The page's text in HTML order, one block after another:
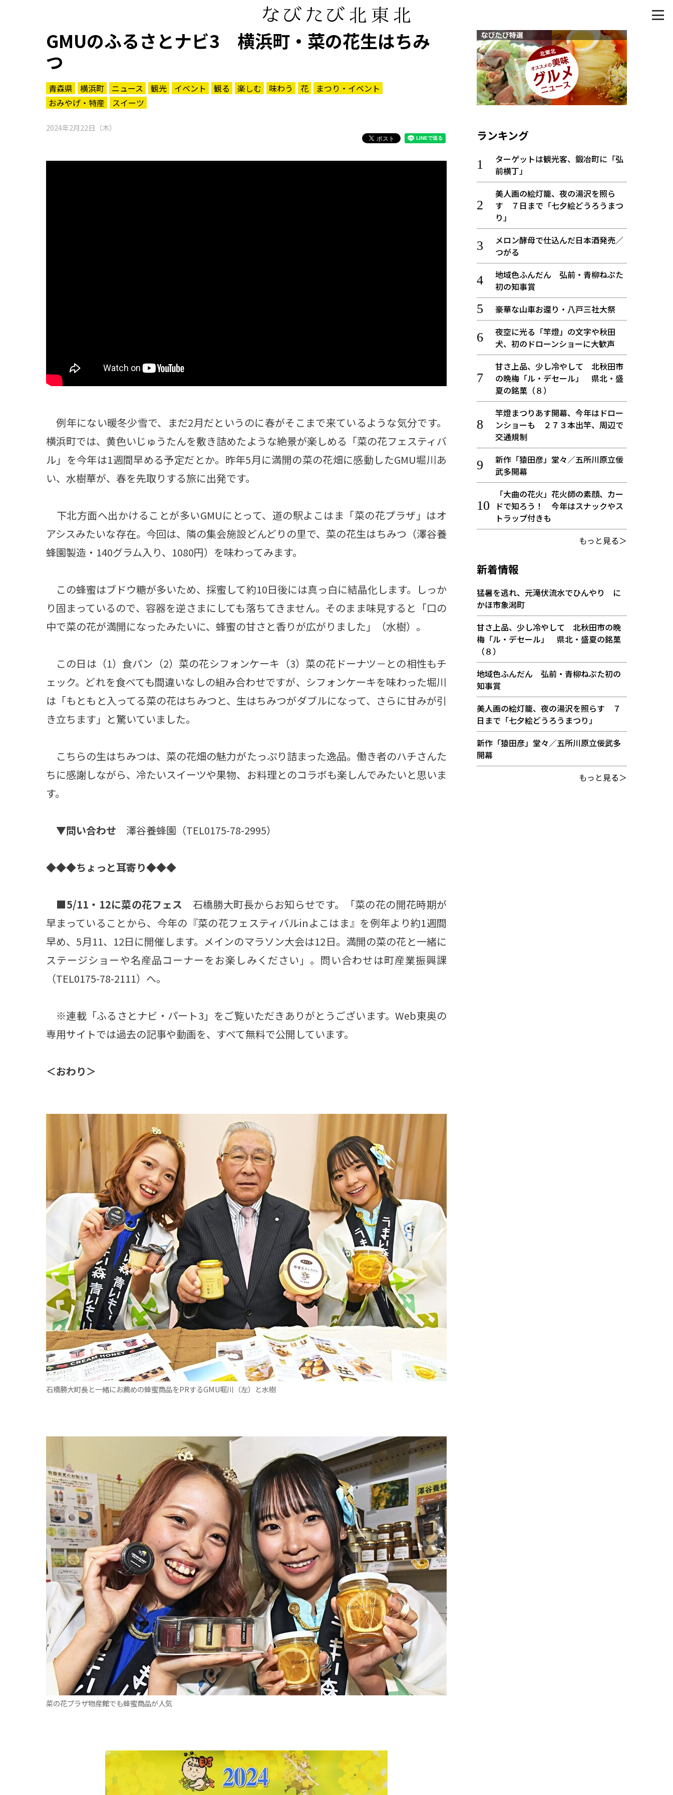
GMUのふるさとナビ3 横浜町・菜の花生はちみ
つ
青森県 横浜町 ニュース 観光 イベント 観る 楽しむ 味わう 花
まつり・イベント
おみやげ・特産
スイーツ
2024年2月22日（木）
例年にない暖冬少雪で、まだ2月だというのに春がそこまで来ているような気分です。
横浜町では、黄色いじゅうたんを敷き詰めたような絶景が楽しめる「菜の花フェスティバ
ル」を今年は1週間早める予定だとか。昨年5月に満開の菜の花畑に感動したGMU堀川あ
い、水樹華が、春を先取りする旅に出発です。
下北方面へ出かけることが多いGMUにとって、道の駅よこはま「菜の花プラザ」はオ
アシスみたいな存在。今回は、隣の集会施設どんどりの里で、菜の花生はちみつ（澤谷養
蜂園製造・140グラム入り、1080円）を味わってみます。
この蜂蜜はブドウ糖が多いため、採蜜して約10日後には真っ白に結晶化します。しっか
り固まっているので、容器を逆さまにしても落ちてきません。そのまま味見すると「口の
中で菜の花が満開になったみたいに、蜂蜜の甘さと香りが広がりました」（水樹）。
この日は（1）食パン（2）菜の花シフォンケーキ（3）菜の花ドーナツ－との相性もチ
ェック。どれを食べても間違いなしの組み合わせですが、シフォンケーキを味わった堀川
は「もともと入ってる菜の花はちみつと、生はちみつがダブルになって、さらに甘みが引
き立ちます」と驚いていました。
こちらの生はちみつは、菜の花畑の魅力がたっぷり詰まった逸品。働き者のハチさんた
ちに感謝しながら、冷たいスイーツや果物、お料理とのコラボも楽しんでみたいと思いま
す。
▼問い合わせ 澤谷養蜂園（TEL0175-78-2995）
◆◆◆ちょっと耳寄り◆◆◆
■5/11・12に菜の花フェス 石橋勝大町長からお知らせです。「菜の花の開花時期が
早まっていることから、今年の『菜の花フェスティバルinよこはま』を例年より約1週間
早め、5月11、12日に開催します。メインのマラソン大会は12日。満開の菜の花と一緒に
ステージショーや名産品コーナーをお楽しみください」。問い合わせは町産業振興課
（TEL0175-78-2111）へ。
※連載「ふるさとナビ・パート3」をご覧いただきありがとうございます。Web東奥の
専用サイトでは過去の記事や動画を、すべて無料で公開しています。
＜おわり＞
石橋勝大町長と一緒にお薦めの蜂蜜商品をPRするGMU堀川（左）と水樹
菜の花プラザ物産館でも蜂蜜商品が人気
ランキング
ターゲットは観光客、鍛冶町に「弘
前横丁」
美人画の絵灯籠、夜の湯沢を照ら
す ７日まで「七夕絵どうろうまつ
り」
メロン酵母で仕込んだ日本酒発売／
つがる
地域色ふんだん 弘前・青柳ねぷた
初の知事賞
豪華な山車お還り・八戸三社大祭
夜空に光る「竿燈」の文字や秋田
犬、初のドローンショーに大歓声
甘さ上品、少し冷やして 北秋田市
の晩梅「ル・デセール」 県北・盛
夏の銘菓（８）
竿燈まつりあす開幕、今年はドロー
ンショーも ２７３本出竿、周辺で
交通規制
新作「猿田彦」堂々／五所川原立佞
武多開幕
「大曲の花火」花火師の素顔、カー
ドで知ろう！ 今年はスナックやス
トラップ付きも
もっと見る＞
新着情報
猛暑を逃れ、元滝伏流水でひんやり に
かほ市象潟町
甘さ上品、少し冷やして 北秋田市の晩
梅「ル・デセール」 県北・盛夏の銘菓
（８）
地域色ふんだん 弘前・青柳ねぷた初の
知事賞
美人画の絵灯籠、夜の湯沢を照らす ７
日まで「七夕絵どうろうまつり」
新作「猿田彦」堂々／五所川原立佞武多
開幕
もっと見る＞